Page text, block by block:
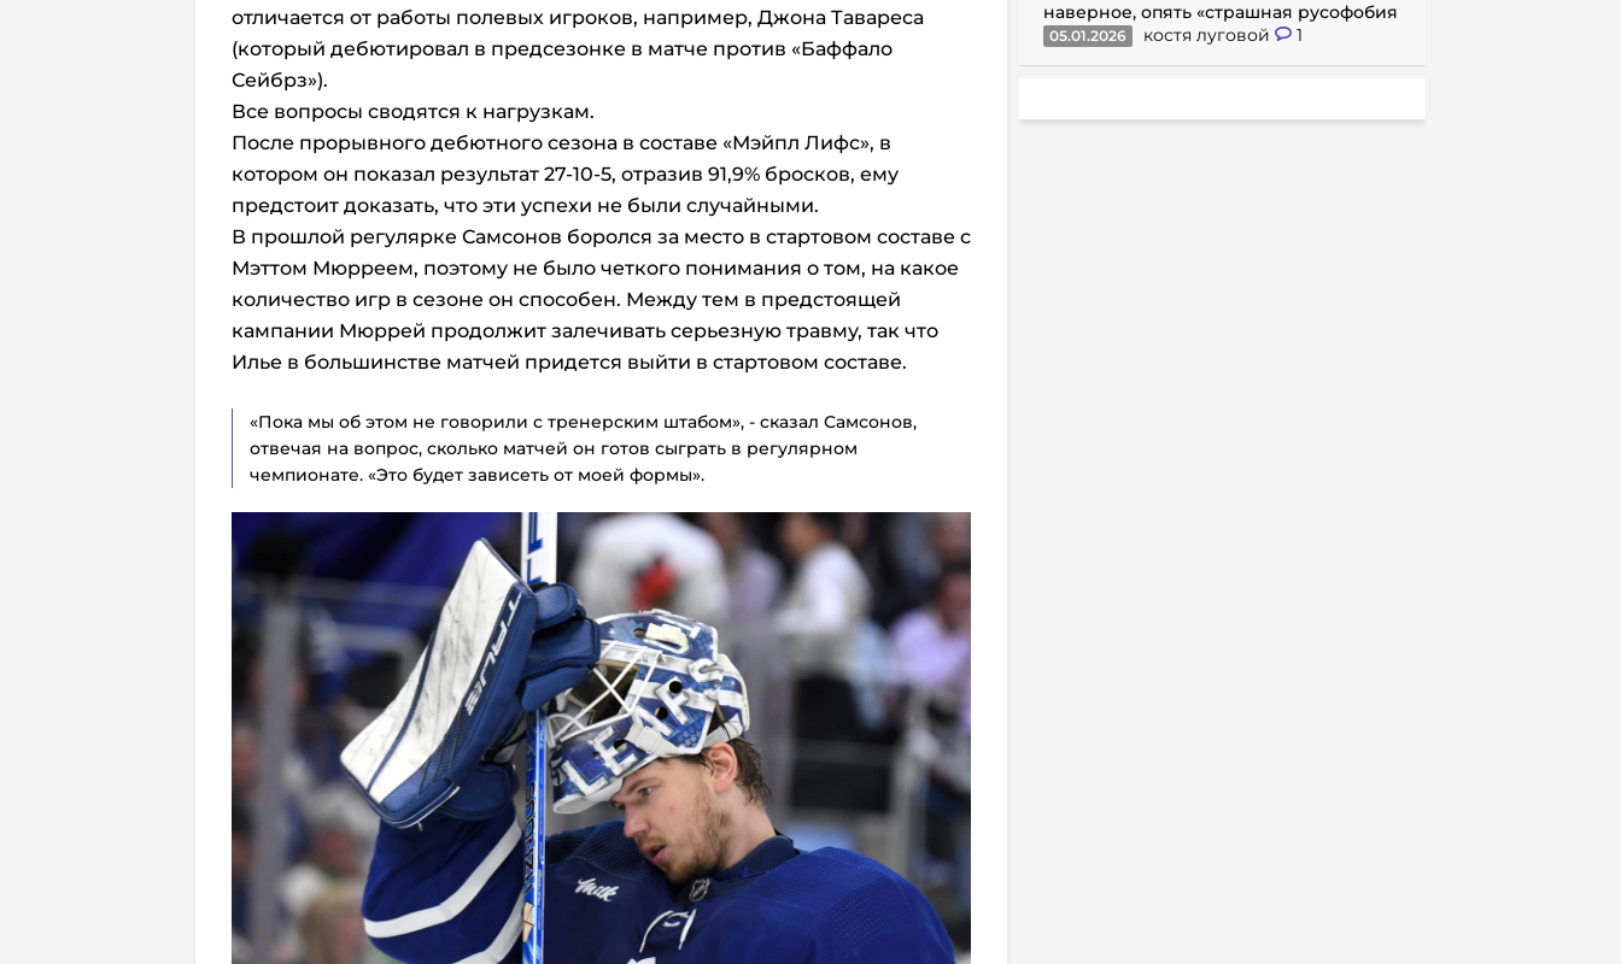
отличается от работы полевых игроков, например, Джона Тавареса
(который дебютировал в предсезонке в матче против «Баффало
Сейбрз»).
Все вопросы сводятся к нагрузкам.
После прорывного дебютного сезона в составе «Мэйпл Лифс», в
котором он показал результат 27-10-5, отразив 91,9% бросков, ему
предстоит доказать, что эти успехи не были случайными.
В прошлой регулярке Самсонов боролся за место в стартовом составе с
Мэттом Мюрреем, поэтому не было четкого понимания о том, на какое
количество игр в сезоне он способен. Между тем в предстоящей
кампании Мюррей продолжит залечивать серьезную травму, так что
Илье в большинстве матчей придется выйти в стартовом составе.
«Пока мы об этом не говорили с тренерским штабом», - сказал Самсонов,
отвечая на вопрос, сколько матчей он готов сыграть в регулярном
чемпионате. «Это будет зависеть от моей формы».
наверное, опять «страшная русофобия
05.01.2026 костя луговой 1